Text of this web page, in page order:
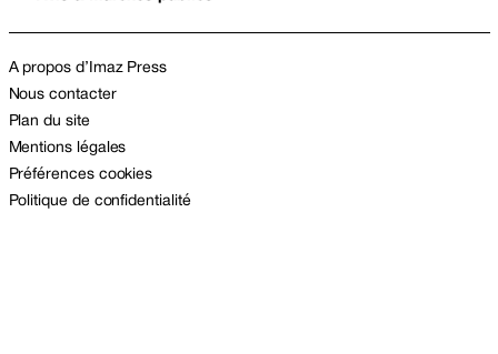
A propos d’Imaz Press
Nous contacter
Plan du site
Mentions légales
Préférences cookies
Politique de confidentialité